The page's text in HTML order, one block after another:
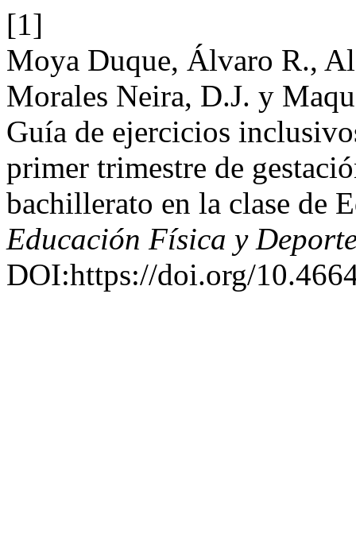
[1]
Moya Duque, Álvaro R.,
Morales Neira, D.J. y
Guía de ejercicios
primer trimestre de
bachillerato en la clase de
Educación Física y
DOI:https://doi.org/